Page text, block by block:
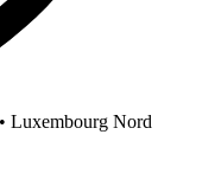
Luxembourg Nord